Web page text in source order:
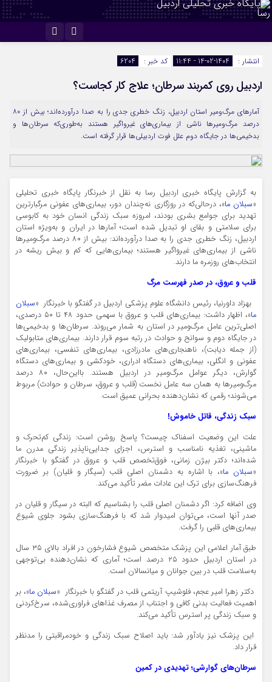
اینستاگرام
انتشار : 1404-02-14 - 11:44 کد خبر : 6204
اردبیل روی کمربند سرطان؛ علاج کار کجاست؟
آمارهای مرگ‌ومیر استان اردبیل، زنگ خطری جدی را به صدا درآورده‌اند؛ بیش از ۸۰
درصد مرگ‌ومیرها ناشی از بیماری‌های غیرواگیر هستند به‌طوری‌که سرطان‌ها و
بدخیمی‌ها در جایگاه دوم علل فوت اردبیلی‌ها قرار گرفته است.
به گزارش پایگاه خبری اردبیل رسا به نقل از خبرنگار پایگاه خبری تحلیلی
«سبلان ما»، درحالی‌که در روزگاری نه‌چندان دور، بیماری‌های عفونی مرگبارترین
تهدید برای جوامع بشری بودند، امروزه سبک زندگی انسان خود به کابوسی
برای سلامتی و بقای او تبدیل شده است؛ آمارها در ایران و به‌ویژه استان
اردبیل، زنگ خطری جدی را به صدا درآورده‌اند: بیش از ۸۰ درصد مرگ‌ومیرها
ناشی از بیماری‌های غیرواگیر هستند؛ بیماری‌هایی که کم و بیش ریشه در
انتخاب‌های روزمره ما دارند.
قلب و عروق، در صدر فهرست مرگ
بهزاد داورنیا، رئیس دانشگاه علوم پزشکی اردبیل در گفتگو با خبرنگار «سبلان
ما
»، اظهار داشت: بیماری‌های قلب و عروق با سهمی حدود ۴۸ تا ۵۰ درصدی،
اصلی‌ترین عامل مرگ‌ومیر در استان به شمار می‌روند. سرطان‌ها و بدخیمی‌ها
در جایگاه دوم و سوانح و حوادث در رتبه سوم قرار دارند. بیماری‌های متابولیک
(از جمله دیابت)، ناهنجاری‌های مادرزادی، بیماری‌های تنفسی، بیماری‌های
عفونی و انگلی، بیماری‌های دستگاه ادراری، خودکشی و بیماری‌های دستگاه
گوارش، دیگر عوامل مرگ‌ومیر در اردبیل هستند. بااین‌حال، ۸۰ درصد
مرگ‌ومیرها به همان سه عامل نخست (قلب و عروق، سرطان و حوادث) مربوط
می‌شوند؛ رقمی که نشان‌دهنده بحرانی عمیق است.
سبک زندگی، قاتل خاموش!
علت این وضعیت اسفناک چیست؟ پاسخ روشن است: زندگی کم‌تحرک و
ماشینی، تغذیه نامناسب و استرس، اجزای جدایی‌ناپذیر زندگی مدرن ما
شده‌اند؛ دکتر بیژن زمانی، فوق‌تخصص قلب و عروق در گفتگو با خبرنگار
«سبلان ما»، با اشاره به دشمنان اصلی قلب (سیگار و قلیان) بر ضرورت
فرهنگ‌سازی برای ترک این عادات مضر تأکید می‌کند.
وی اضافه کرد: اگر دشمنان اصلی قلب را بشناسیم که البته در سیگار و قلیان در
صدر آنها است، می‌توان امیدوار شد که با فرهنگ‌سازی بشود جلوی شیوع
بیماری‌های قلبی را گرفت.
طبق آمار اعلامی این پزشک متخصص شیوع فشارخون در افراد بالای ۳۵ سال
در استان اردبیل حدود ۲۵ درصد است؛ آماری که نشان‌دهنده بی‌توجهی
به‌سلامت قلب در بین جوانان و میانسالان است.
دکتر زهرا امیر عجم، فلوشیپ آریتمی قلب در گفتگو با خبرنگار «سبلان ما»، بر
اهمیت فعالیت بدنی کافی و اجتناب از مصرف غذاهای فراوری‌شده، سرخ‌کردنی
و سبک زندگی پر استرس تأکید می‌کند.
این پزشک نیز یادآور شد: باید اصلاح سبک زندگی و خودمراقبتی را مدنظر
قرار داد.
سرطان‌های گوارشی؛ تهدیدی در کمین